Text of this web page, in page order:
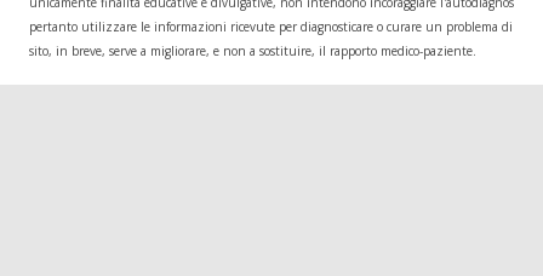
pertanto utilizzare le informazioni ricevute per diagnosticare o curare un problema di
sito, in breve, serve a migliorare, e non a sostituire, il rapporto medico-paziente.